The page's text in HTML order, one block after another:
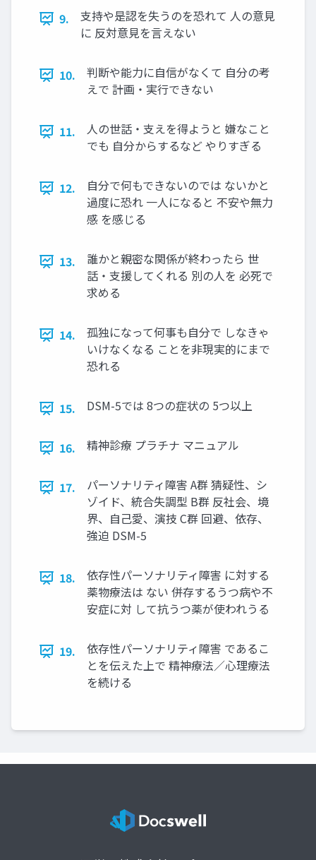
9.
支持や是認を失うのを恐れて 人の意見
に 反対意見を言えない
10.
判断や能力に自信がなくて 自分の考
えで 計画・実行できない
11.
人の世話・支えを得ようと 嫌なこと
でも 自分からするなど やりすぎる
12.
自分で何もできないのでは ないかと
過度に恐れ 一人になると 不安や無力
感 を感じる
13.
誰かと親密な関係が終わったら 世
話・支援してくれる 別の人を 必死で
求める
14.
孤独になって何事も自分で しなきゃ
いけなくなる ことを非現実的にまで
恐れる
15. DSM-5では 8つの症状の 5つ以上
16. 精神診療 プラチナ マニュアル
17.
パーソナリティ障害 A群 猜疑性、シ
ゾイド、統合失調型 B群 反社会、境
界、自己愛、演技 C群 回避、依存、
強迫 DSM-5
18.
依存性パーソナリティ障害 に対する
薬物療法は ない 併存するうつ病や不
安症に対 して抗うつ薬が使われうる
19.
依存性パーソナリティ障害 であるこ
とを伝えた上で 精神療法／心理療法
を続ける